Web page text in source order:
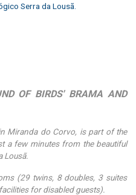
Serra da Lousã.
OF BIRDS' BRAMA AND
Miranda do Corvo, is part of the
a few minutes from the beautiful
Lousã.
(29 twins, 8 doubles, 3 suites
for disabled guests).